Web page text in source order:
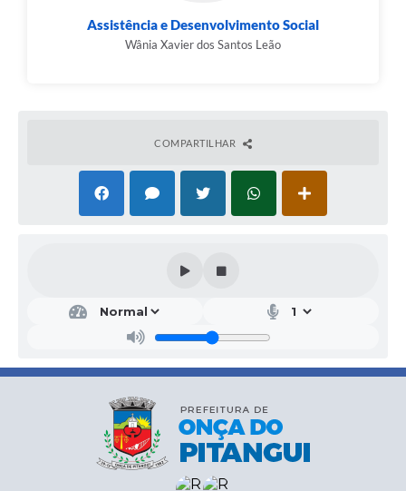
Assistência e Desenvolvimento Social
Wânia Xavier dos Santos Leão
COMPARTILHAR